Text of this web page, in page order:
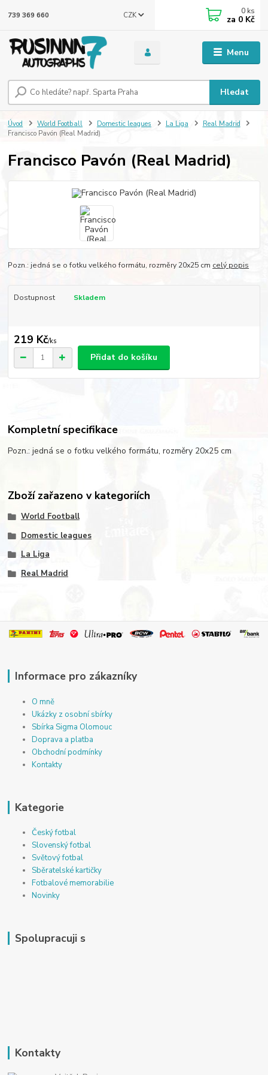
Menu
CZK
Hledat
739 369 660 0 ks
za 0 Kč
Úvod World Football Domestic leagues La Liga
Real Madrid
Francisco Pavón (Real Madrid)
Francisco Pavón (Real Madrid)
Pozn.: jedná se o fotku velkého formátu, rozměry 20x25 cm celý popis
Dostupnost Skladem
219 Kč/ks
Přidat do košíku
Kompletní specifikace
Pozn.: jedná se o fotku velkého formátu, rozměry 20x25 cm
Zboží zařazeno v kategoriích
World Football
Domestic leagues
La Liga
Real Madrid
Informace pro zákazníky
O mně
Ukázky z osobní sbírky
Sbírka Sigma Olomouc
Doprava a platba
Obchodní podmínky
Kontakty
Kategorie
Český fotbal
Slovenský fotbal
Světový fotbal
Sběratelské kartičky
Fotbalové memorabilie
Novinky
Spolupracuji s
Kontakty